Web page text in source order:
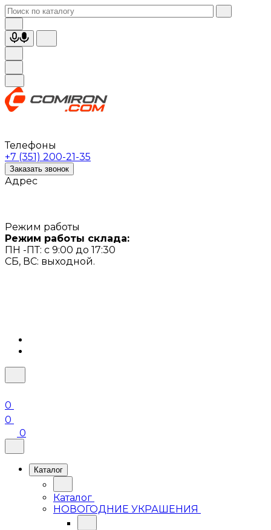
Телефоны
+7 (351) 200-21-35
Заказать звонок
Адрес
Режим работы
Режим работы склада:
ПН -ПТ: с 9:00 до 17:30
СБ, ВС: выходной.
0
0
0
Каталог
Каталог
НОВОГОДНИЕ УКРАШЕНИЯ